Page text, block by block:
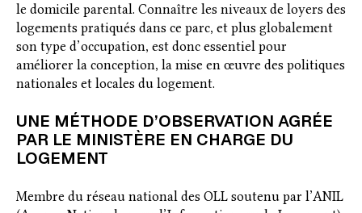
le domicile parental. Connaître les niveaux de loyers des
logements pratiqués dans ce parc, et plus globalement
son type d’occupation, est donc essentiel pour
améliorer la conception, la mise en œuvre des politiques
nationales et locales du logement.
UNE MÉTHODE D’OBSERVATION AGRÉE
PAR LE MINISTÈRE EN CHARGE DU
LOGEMENT
Membre du réseau national des OLL soutenu par l’ANIL